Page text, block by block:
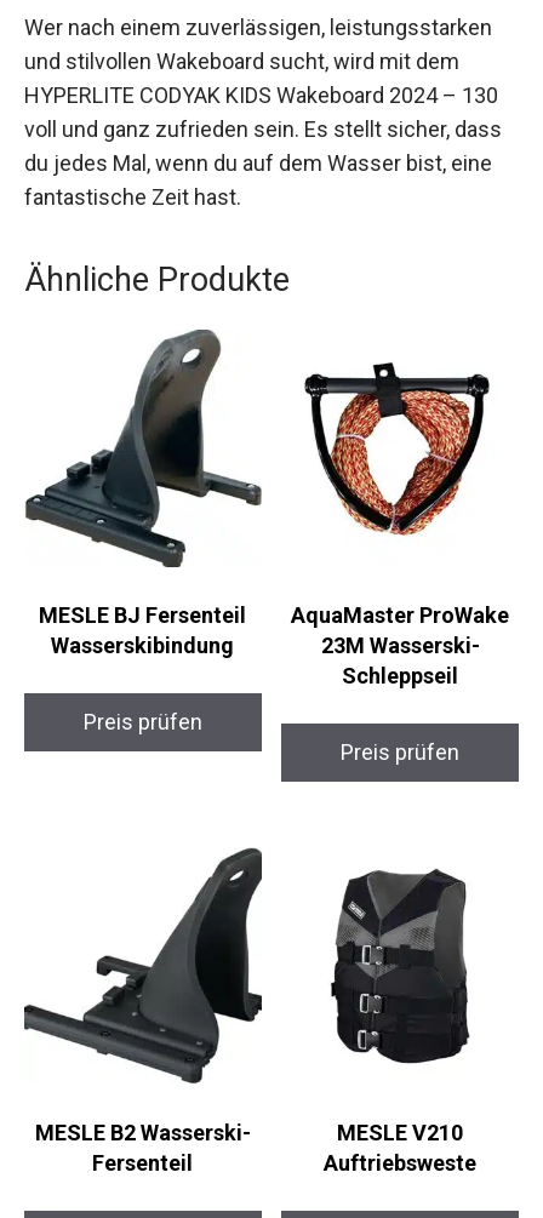
Wer nach einem zuverlässigen, leistungsstarken
und stilvollen Wakeboard sucht, wird mit dem
HYPERLITE CODYAK KIDS Wakeboard 2024 – 130
voll und ganz zufrieden sein. Es stellt sicher, dass
du jedes Mal, wenn du auf dem Wasser bist, eine
fantastische Zeit hast.
Ähnliche Produkte
MESLE BJ Fersenteil
Wasserskibindung
Preis prüfen
AquaMaster ProWake
23M Wasserski-
Schleppseil
Preis prüfen
MESLE B2 Wasserski-
Fersenteil
MESLE V210
Auftriebsweste